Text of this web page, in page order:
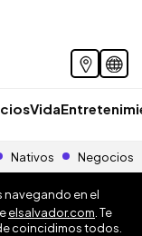
Vida
Nativos Negocios
navegando en el
elsalvador.com . Te
coincidimos todos.